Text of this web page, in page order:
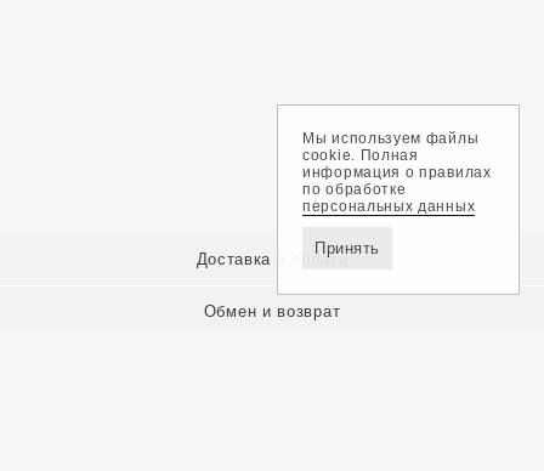
Доставка и оплата
Обмен и возврат
Мы используем файлы
cookie. Полная
информация о правилах
по обработке
персональных данных
Принять